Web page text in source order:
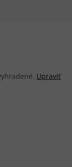
Upraviť